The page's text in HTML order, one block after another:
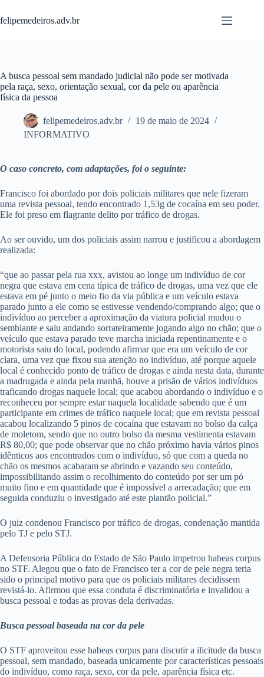
para
o
felipemedeiros.adv.br
A busca pessoal sem mandado judicial não pode ser motivada
pela raça, sexo, orientação sexual, cor da pele ou aparência
física da pessoa
felipemedeiros.adv.br
19 de maio de 2024
INFORMATIVO
O caso concreto, com adaptações, foi o seguinte:
Francisco foi abordado por dois policiais militares que nele fizeram
uma revista pessoal, tendo encontrado 1,53g de cocaína em seu poder.
Ele foi preso em flagrante delito por tráfico de drogas.
Ao ser ouvido, um dos policiais assim narrou e justificou a abordagem
realizada:
“que ao passar pela rua xxx, avistou ao longe um indivíduo de cor
negra que estava em cena típica de tráfico de drogas, uma vez que ele
estava em pé junto o meio fio da via pública e um veículo estava
parado junto a ele como se estivesse vendendo/comprando algo; que o
indivíduo ao perceber a aproximação da viatura policial mudou o
semblante e saiu andando sorrateiramente jogando algo no chão; que o
veículo que estava parado teve marcha iniciada repentinamente e o
motorista saiu do local, podendo afirmar que era um veículo de cor
clara, uma vez que fixou sua atenção no indivíduo, até porque aquele
local é conhecido ponto de tráfico de drogas e ainda nesta data, durante
a madrugada e ainda pela manhã, houve a prisão de vários indivíduos
traficando drogas naquele local; que acabou abordando o indivíduo e o
reconheceu por sempre estar naquela localidade sabendo que é um
participante em crimes de tráfico naquele local; que em revista pessoal
acabou localizando 5 pinos de cocaína que estavam no bolso da calça
de moletom, sendo que no outro bolso da mesma vestimenta estavam
R$ 80,00; que pode observar que no chão próximo havia vários pinos
idênticos aos encontrados com o indivíduo, só que com a queda no
chão os mesmos acabaram se abrindo e vazando seu conteúdo,
impossibilitando assim o recolhimento do conteúdo por ser um pó
muito fino e em quantidade que é impossível a arrecadação; que em
seguida conduziu o investigado até este plantão policial.”
O juiz condenou Francisco por tráfico de drogas, condenação mantida
pelo TJ e pelo STJ.
A Defensoria Pública do Estado de São Paulo impetrou habeas corpus
no STF. Alegou que o fato de Francisco ter a cor de pele negra teria
sido o principal motivo para que os policiais militares decidissem
revistá-lo. Afirmou que essa conduta é discriminatória e invalidou a
busca pessoal e todas as provas dela derivadas.
Busca pessoal baseada na cor da pele
O STF aproveitou esse habeas corpus para discutir a ilicitude da busca
pessoal, sem mandado, baseada unicamente por características pessoais
do indivíduo, como raça, sexo, cor da pele, aparência física etc.